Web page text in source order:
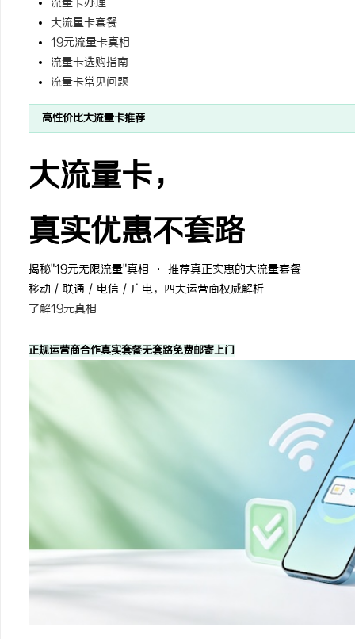
流量卡办理
大流量卡套餐
19元流量卡真相
流量卡选购指南
流量卡常见问题
高性价比大流量卡推荐
大流量卡，
真实优惠不套路
揭秘"19元无限流量"真相 · 推荐真正实惠的大流量套餐
移动 / 联通 / 电信 / 广电，四大运营商权威解析
了解19元真相
正规运营商合作真实套餐无套路免费邮寄上门
剧网：开启网络短剧新时代的影视平台探索 全面解析柚子影视平台